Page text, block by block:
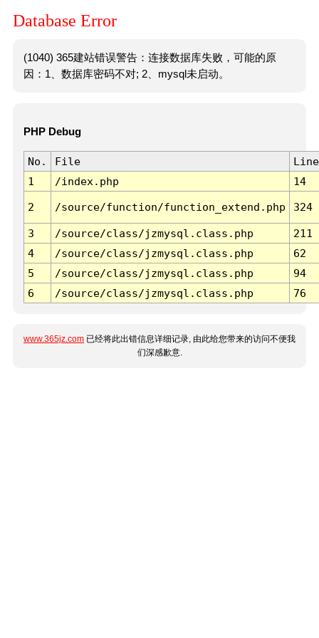
Database Error
(1040) 365建站错误警告：连接数据库失败，可能的原
因：1、数据库密码不对; 2、mysql未启动。
PHP Debug
No. File
Line
1
/index.php 14
2 /source/function/function_extend.php 324
3 /source/class/jzmysql.class.php
211
4
/source/class/jzmysql.class.php
62
5
/source/class/jzmysql.class.php
94
6
/source/class/jzmysql.class.php 76
www.365jz.com 已经将此出错信息详细记录, 由此给您带来的访问不便我
们深感歉意.